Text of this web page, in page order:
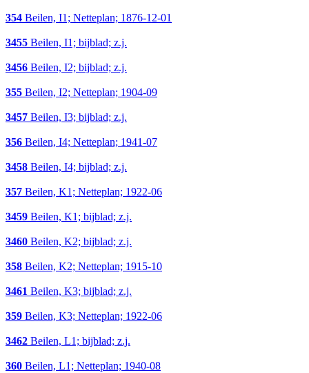
354 Beilen, I1; Netteplan; 1876-12-01
3455 Beilen, I1; bijblad; z.j.
3456 Beilen, I2; bijblad; z.j.
355 Beilen, I2; Netteplan; 1904-09
3457 Beilen, I3; bijblad; z.j.
356 Beilen, I4; Netteplan; 1941-07
3458 Beilen, I4; bijblad; z.j.
357 Beilen, K1; Netteplan; 1922-06
3459 Beilen, K1; bijblad; z.j.
3460 Beilen, K2; bijblad; z.j.
358 Beilen, K2; Netteplan; 1915-10
3461 Beilen, K3; bijblad; z.j.
359 Beilen, K3; Netteplan; 1922-06
3462 Beilen, L1; bijblad; z.j.
360 Beilen, L1; Netteplan; 1940-08